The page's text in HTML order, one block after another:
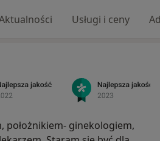
Usługi i ceny
położnikiem- ginekologiem,